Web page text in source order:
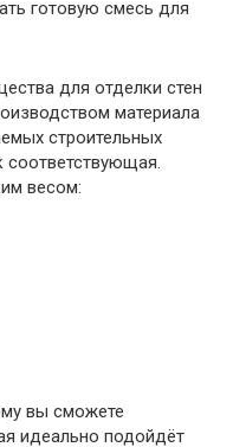
готовую смесь для
для отделки стен
материала
строительных
весом:
вы сможете
идеально подойдёт